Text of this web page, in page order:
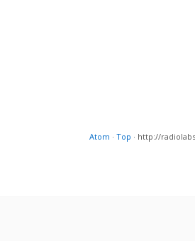
Atom · Top · http://